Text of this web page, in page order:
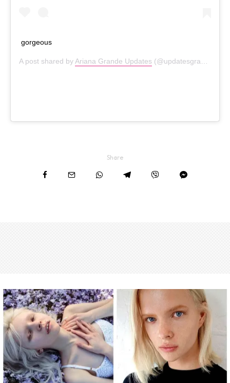
gorgeous
A post shared by Ariana Grande Updates (@updatesgrande) on
Share